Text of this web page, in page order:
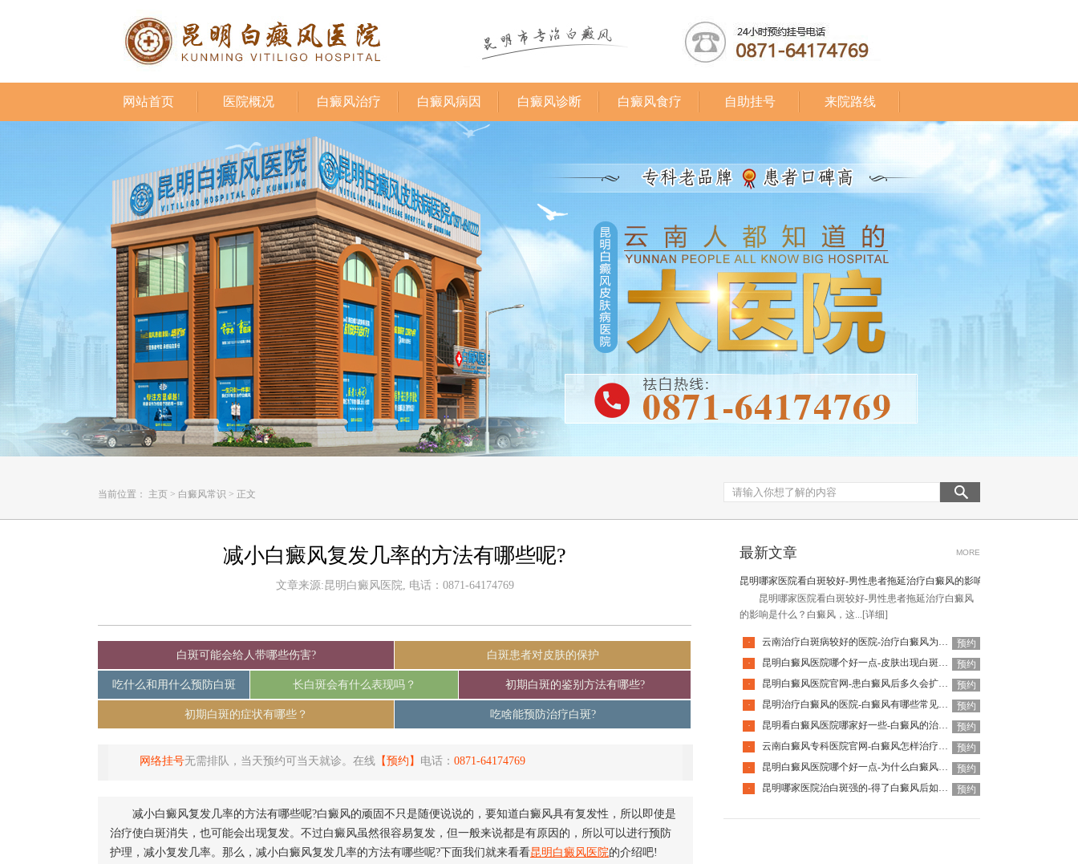
网站首页 医院概况 白癜风治疗 白癜风病因 白癜风诊断 白癜风食疗 自助挂号 来院路线
当前位置： 主页 > 白癜风常识 > 正文
减小白癜风复发几率的方法有哪些呢?
文章来源:昆明白癜风医院, 电话：0871-64174769
白斑可能会给人带哪些伤害? 白斑患者对皮肤的保护
吃什么和用什么预防白斑 长白斑会有什么表现吗？ 初期白斑的鉴别方法有哪些?
初期白斑的症状有哪些？ 吃啥能预防治疗白斑?
网络挂号无需排队，当天预约可当天就诊。在线 【预约】 电话： 0871-64174769
减小白癜风复发几率的方法有哪些呢?白癜风的顽固不只是随便说说的，要知道白癜风具有复发性，所以即使是
治疗使白斑消失，也可能会出现复发。不过白癜风虽然很容易复发，但一般来说都是有原因的，所以可以进行预防
护理，减小复发几率。那么，减小白癜风复发几率的方法有哪些呢?下面我们就来看看昆明白癜风医院的介绍吧!
最新文章 MORE
昆明哪家医院看白斑较好-男性患者拖延治疗白癜风的影响是什么
昆明哪家医院看白斑较好-男性患者拖延治疗白癜风
的影响是什么？白癜风，这... [详细]
· 云南治疗白斑病较好的医院-治疗白癜风为何如此难呢
预约
·
昆明白癜风医院哪个好一点-皮肤出现白斑会是白癜风吗
预约
·
昆明白癜风医院官网-患白癜风后多久会扩散呢
预约
·
昆明治疗白癜风的医院-白癜风有哪些常见谣言呢
预约
·
昆明看白癜风医院哪家好一些-白癜风的治疗要注意什么呢
预约
·
云南白癜风专科医院官网-白癜风怎样治疗才科学呢
预约
·
昆明白癜风医院哪个好一点-为什么白癜风治疗周期那么长呢
预约
·
昆明哪家医院治白斑强的-得了白癜风后如何调节心理问题呢 预约